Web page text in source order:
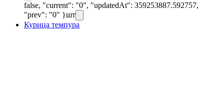
false, "current": "0", "updatedAt": 359253887.592757,
"prev": "0" }шт
Курица темпура